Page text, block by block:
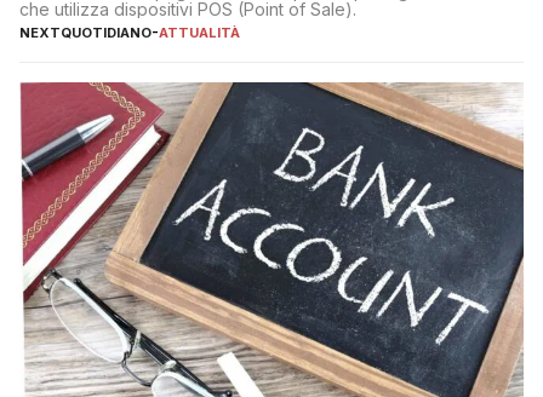
che utilizza dispositivi POS (Point of Sale).
NEXTQUOTIDIANO-ATTUALITÀ